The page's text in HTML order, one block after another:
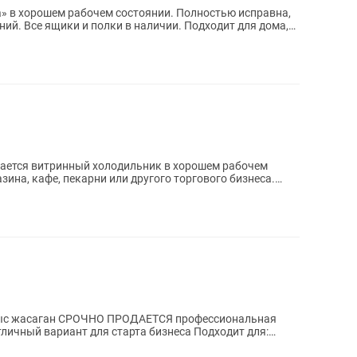
хорошем рабочем состоянии. Полностью исправна,
Все ящики и полки в наличии. Подходит для дома,
кафе, пекарни или другого торгового бизнеса.
жасаган СРОЧНО ПРОДАЕТСЯ профессиональная
вариант для старта бизнеса Подходит для: